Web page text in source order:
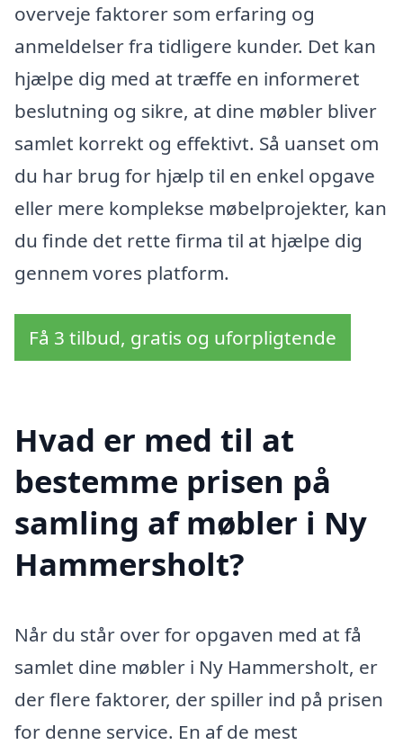
overveje faktorer som erfaring og
anmeldelser fra tidligere kunder. Det kan
hjælpe dig med at træffe en informeret
beslutning og sikre, at dine møbler bliver
samlet korrekt og effektivt. Så uanset om
du har brug for hjælp til en enkel opgave
eller mere komplekse møbelprojekter, kan
du finde det rette firma til at hjælpe dig
gennem vores platform.
Få 3 tilbud, gratis og uforpligtende
Hvad er med til at
bestemme prisen på
samling af møbler i Ny
Hammersholt?
Når du står over for opgaven med at få
samlet dine møbler i Ny Hammersholt, er
der flere faktorer, der spiller ind på prisen
for denne service. En af de mest